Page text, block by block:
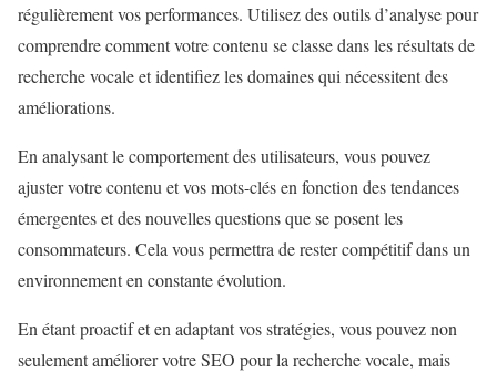
régulièrement vos performances. Utilisez des outils d’analyse pour
comprendre comment votre contenu se classe dans les résultats de
recherche vocale et identifiez les domaines qui nécessitent des
améliorations.
En analysant le comportement des utilisateurs, vous pouvez
ajuster votre contenu et vos mots-clés en fonction des tendances
émergentes et des nouvelles questions que se posent les
consommateurs. Cela vous permettra de rester compétitif dans un
environnement en constante évolution.
En étant proactif et en adaptant vos stratégies, vous pouvez non
seulement améliorer votre SEO pour la recherche vocale, mais